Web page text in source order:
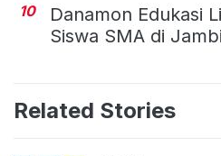
10
Danamon Edukasi
Siswa SMA di Jambi
Related Stories